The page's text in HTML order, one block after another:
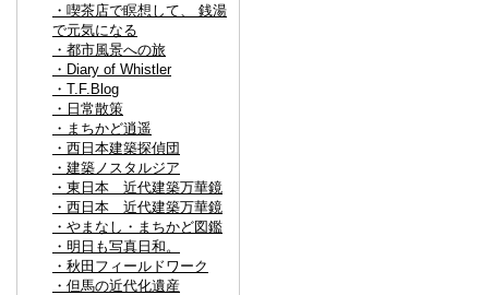
・喫茶店で瞑想して、 銭湯
で元気になる
・都市風景への旅
・Diary of Whistler
・T.F.Blog
・日常散策
・まちかど逍遥
・西日本建築探偵団
・建築ノスタルジア
・東日本 近代建築万華鏡
・西日本 近代建築万華鏡
・やまなし・まちかど図鑑
・明日も写真日和。
・秋田フィールドワーク
・但馬の近代化遺産